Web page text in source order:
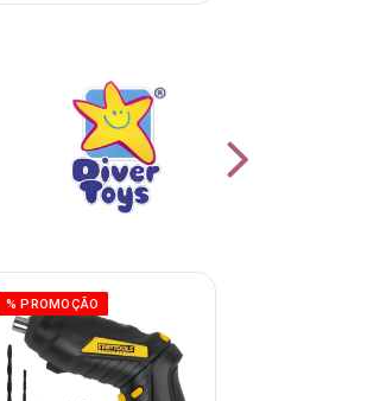
% PROMOÇÃO